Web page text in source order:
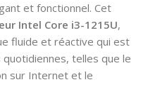
et fonctionnel. Cet
Intel Core i3-1215U,
fluide et réactive qui est
telles que le
sur Internet et le